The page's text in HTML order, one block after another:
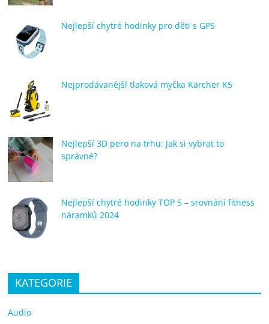
Nejlepší chytré hodinky pro děti s GPS
Nejprodávanější tlaková myčka Kärcher K5
Nejlepší 3D pero na trhu: Jak si vybrat to
správné?
Nejlepší chytré hodinky TOP 5 – srovnání fitness
náramků 2024
KATEGORIE
Audio